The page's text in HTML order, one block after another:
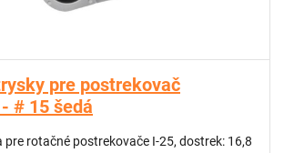
pre postrekovač
# 15 šedá
pre rotačné postrekovače I-25, dostrek: 16,8